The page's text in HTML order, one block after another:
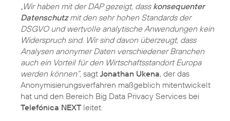
„Wir haben mit der DAP gezeigt, dass konsequenter
Datenschutzmit den sehr hohen Standards der
DSGVO und wertvolle analytische Anwendungen kein
Widerspruch sind. Wir sind davon überzeugt, dass
Analysen anonymer Daten verschiedener Branchen
auch ein Vorteil für den Wirtschaftsstandort Europa
werden können“, sagt Jonathan Ukena, der das
Anonymisierungsverfahren maßgeblich mitentwickelt
hat und den Bereich Big Data Privacy Services bei
Telefónica NEXT leitet.